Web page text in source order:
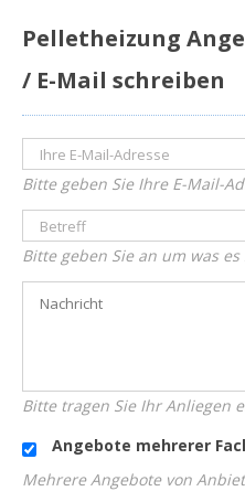
Pelletheizung
/ E-Mail schreiben
Bitte geben Sie Ihre E-Mail-
Bitte geben Sie an um was
Bitte tragen Sie Ihr Anliegen
Angebote mehrerer
Mehrere Angebote von